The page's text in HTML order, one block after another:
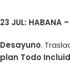
23 JUL: HABANA
Desayuno.
plan Todo